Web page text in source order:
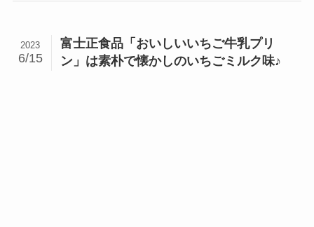
富士正食品「おいしいいちご牛乳プリ
ン」は素朴で懐かしのいちごミルク味♪
2023
6/15